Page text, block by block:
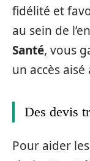
fidélité et
au sein de
Santé, vous
un accès aisé
Des devis
Pour aider